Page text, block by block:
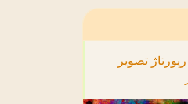
رپورتاژ تصویر